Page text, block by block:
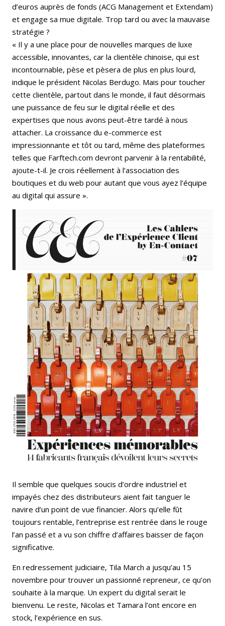
d’euros auprès de fonds (ACG Management et Extendam)
et engage sa mue digitale. Trop tard ou avec la mauvaise
stratégie ?
« Il y a une place pour de nouvelles marques de luxe
accessible, innovantes, car la clientèle chinoise, qui est
incontournable, pèse et pèsera de plus en plus lourd,
indique le président Nicolas Berdugo. Mais pour toucher
cette clientèle, partout dans le monde, il faut désormais
une puissance de feu sur le digital réelle et des
expertises que nous avons peut-être tardé à nous
attacher. La croissance du e-commerce est
impressionnante et tôt ou tard, même des plateformes
telles que Farftech.com devront parvenir à la rentabilité,
ajoute-t-il. Je crois réellement à l’association des
boutiques et du web pour autant que vous ayez l’équipe
au digital qui assure ».
Il semble que quelques soucis d’ordre industriel et
impayés chez des distributeurs aient fait tanguer le
navire d’un point de vue financier. Alors qu’elle fût
toujours rentable, l’entreprise est rentrée dans le rouge
l’an passé et a vu son chiffre d’affaires baisser de façon
significative.
En redressement judiciaire, Tila March a jusqu’au 15
novembre pour trouver un passionné repreneur, ce qu’on
souhaite à la marque. Un expert du digital serait le
bienvenu. Le reste, Nicolas et Tamara l’ont encore en
stock, l’expérience en sus.